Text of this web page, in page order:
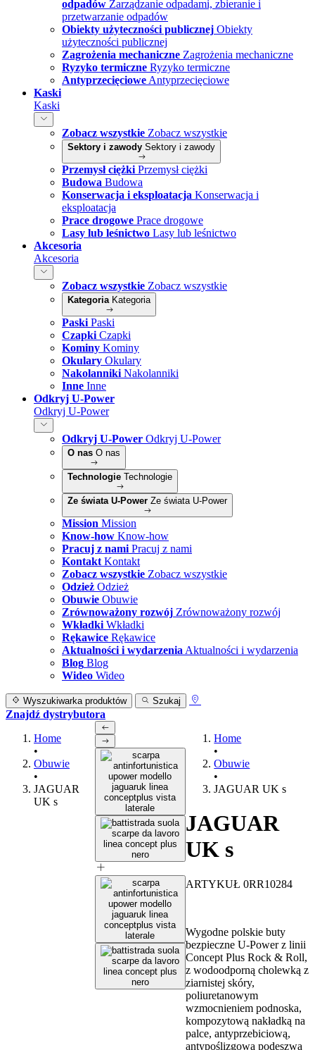
odpadów Zarządzanie odpadami, zbieranie i
przetwarzanie odpadów
Obiekty użyteczności publicznej Obiekty
użyteczności publicznej
Zagrożenia mechaniczne Zagrożenia mechaniczne
Ryzyko termiczne Ryzyko termiczne
Antyprzecięciowe Antyprzecięciowe
Kaski
Kaski
Zobacz wszystkie Zobacz wszystkie
Sektory i zawody Sektory i zawody
Przemysł ciężki Przemysł ciężki
Budowa Budowa
Konserwacja i eksploatacja Konserwacja i
eksploatacja
Prace drogowe Prace drogowe
Lasy lub leśnictwo Lasy lub leśnictwo
Akcesoria
Akcesoria
Zobacz wszystkie Zobacz wszystkie
Kategoria Kategoria
Paski Paski
Czapki Czapki
Kominy Kominy
Okulary Okulary
Nakolanniki Nakolanniki
Inne Inne
Odkryj U-Power
Odkryj U-Power
Odkryj U-Power Odkryj U-Power
O nas O nas
Technologie Technologie
Ze świata U-Power Ze świata U-Power
Mission Mission
Know-how Know-how
Pracuj z nami Pracuj z nami
Kontakt Kontakt
Zobacz wszystkie Zobacz wszystkie
Odzież Odzież
Obuwie Obuwie
Zrównoważony rozwój Zrównoważony rozwój
Wkładki Wkładki
Rękawice Rękawice
Aktualności i wydarzenia Aktualności i wydarzenia
Blog Blog
Wideo Wideo
Wyszukiwarka produktów Szukaj
Znajdź dystrybutora
Home
•
Obuwie
•
JAGUAR
UK s
Home
•
Obuwie
•
JAGUAR UK s
JAGUAR
UK s
ARTYKUŁ 0RR10284
Wygodne polskie buty
bezpieczne U-Power z linii
Concept Plus Rock & Roll,
z wodoodporną cholewką z
ziarnistej skóry,
poliuretanowym
wzmocnieniem podnoska,
kompozytową nakładką na
palce, antyprzebiciową,
antypoślizgową podeszwą